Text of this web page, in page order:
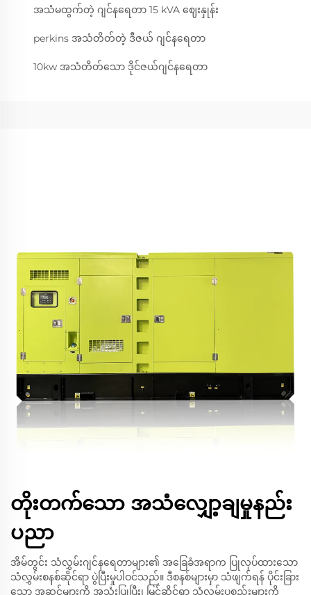
အသံမထွက်တဲ့ ဂျင်နရေတာ 15 kVA ဈေးနှုန်း
perkins အသံတိတ်တဲ့ ဒီဇယ် ဂျင်နရေတာ
10kw အသံတိတ်သော ဒိုင်ဇယ်ဂျင်နရေတာ
တိုးတက်သော အသံလျှော့ချမှုနည်း
ပညာ
အိမ်တွင်း သံလွှမ်းဂျင်နရေတာများ၏ အခြေခံအရာက ပြုလုပ်ထားသော
သံလွှမ်းစနစ်ဆိုင်ရာ ပွဲပြီးမှုပါဝင်သည်။ ဒီစနစ်များမှာ သံဖျက်ရန် ပိုင်းခြား
သော အဆင့်များကို အသုံးပြုပြီး၊ မြင့်ဆိုင်ရာ သံလွှမ်းပစ္စည်းများကို